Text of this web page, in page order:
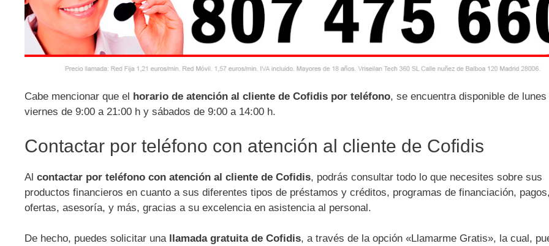
Cabe mencionar que el horario de atención al cliente de Cofidis por teléfono, se encuentra disponible de lunes
viernes de 9:00 a 21:00 h y sábados de 9:00 a 14:00 h.
Contactar por teléfono con atención al cliente de Cofidis
Al contactar por teléfono con atención al cliente de Cofidis, podrás consultar todo lo que necesites sobre sus
productos financieros en cuanto a sus diferentes tipos de préstamos y créditos, programas de financiación,
ofertas, asesoría, y más, gracias a su excelencia en asistencia al personal.
De hecho, puedes solicitar una llamada gratuita de Cofidis, a través de la opción «Llamarme Gratis», la cual,